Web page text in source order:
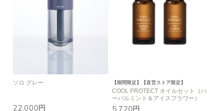
ソロ グレー
22,000円
【期間限定】【直営ストア限定】
COOL PROTECT オイルセット（ハ
ーバルミント＆アイスフラワー）
5,720円